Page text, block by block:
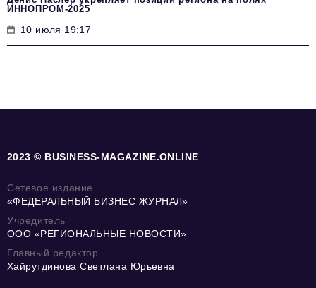
ИННОПРОМ-2025
10 июля 19:17
2023 © BUSINESS-MAGAZINE.ONLINE
Сетевое издание
«ФЕДЕРАЛЬНЫЙ БИЗНЕС ЖУРНАЛ»
Учредитель
ООО «РЕГИОНАЛЬНЫЕ НОВОСТИ»
Главный редактор
Хайрутдинова Светлана Юрьевна